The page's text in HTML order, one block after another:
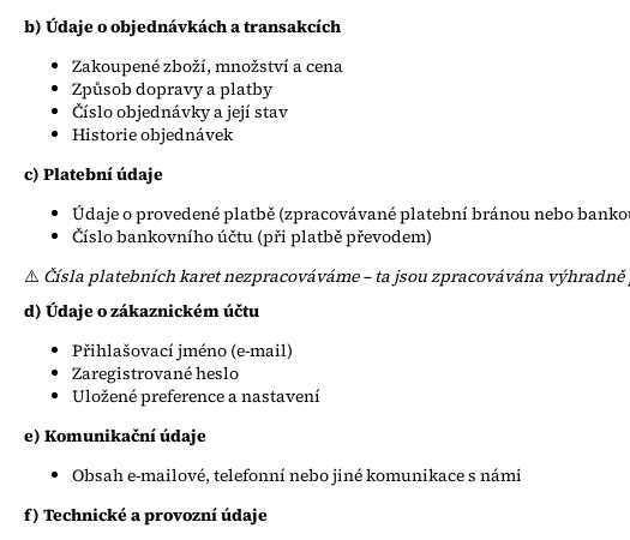
b) Údaje o objednávkách a transakcích
Zakoupené zboží, množství a cena
Způsob dopravy a platby
Číslo objednávky a její stav
Historie objednávek
c) Platební údaje
Údaje o provedené platbě (zpracovávané platební bránou nebo
Číslo bankovního účtu (při platbě převodem)
⚠️ Čísla platebních karet nezpracováváme – ta jsou zpracovávána
d) Údaje o zákaznickém účtu
Přihlašovací jméno (e-mail)
Zaregistrované heslo
Uložené preference a nastavení
e) Komunikační údaje
Obsah e-mailové, telefonní nebo jiné komunikace s námi
f) Technické a provozní údaje